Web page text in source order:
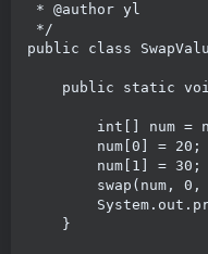
* @author yl
*/
public class
public static
int[] num =
        num[0] = 20;
        num[1] = 30;
swap(num, 0,
    }